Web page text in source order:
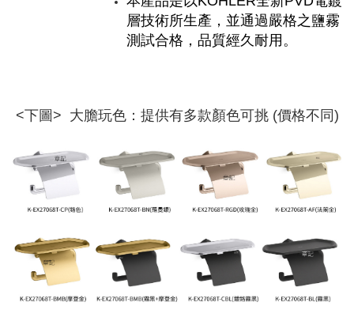
層技術所生產，並通過嚴格之鹽霧
測試合格，品質經久耐用。
<下圖> 大膽玩色：提供有多款顏色可挑 (價格不同)